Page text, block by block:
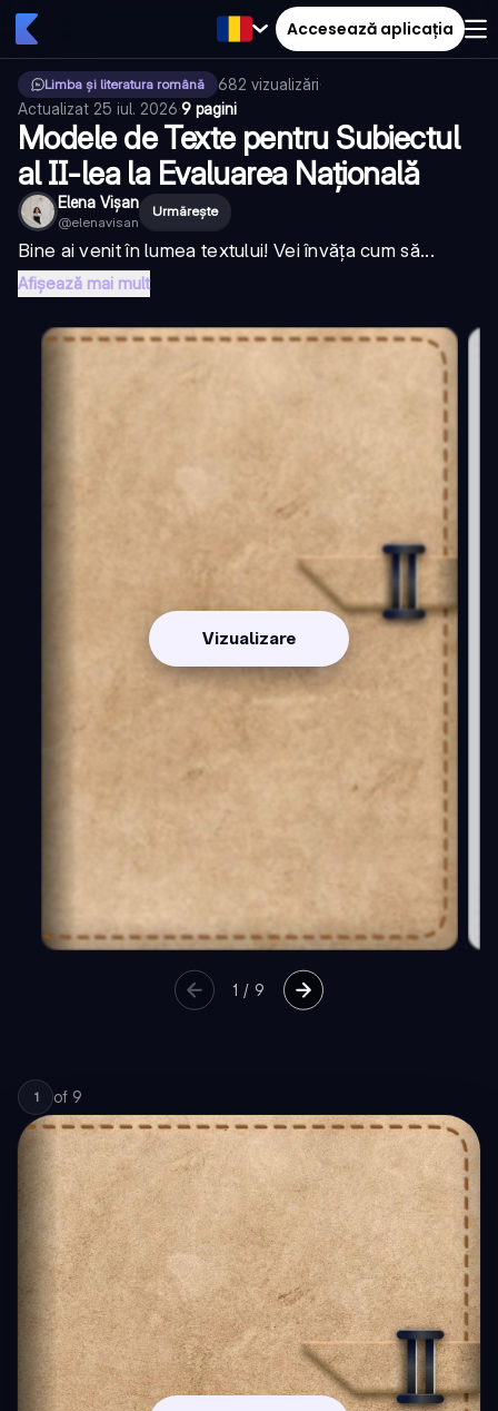
Accesează aplicația
Limba și literatura română 682 vizualizări·
Actualizat 25 iul. 2026·9 pagini
Modele de Texte pentru Subiectul
al II-lea la Evaluarea Națională
Elena Vișan
@elenavisan
Urmărește
Bine ai venit în lumea textului! Vei învăța cum să...
Afișează mai mult
Vizualizare
1 /9
1 of 9